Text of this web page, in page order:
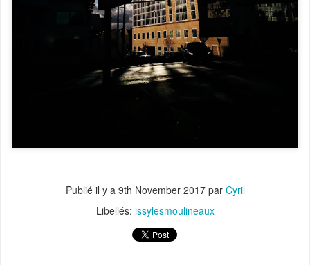
Publié il y a 9th November 2017par Cyril
Libellés: issylesmoulineaux